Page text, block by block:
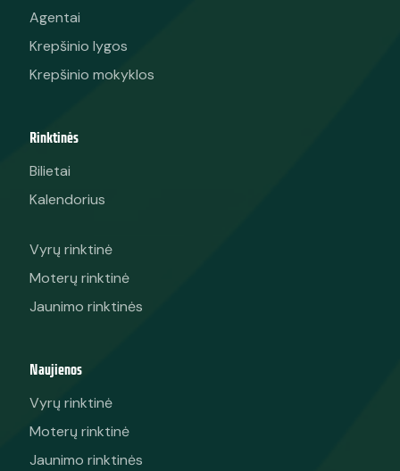
Agentai
Krepšinio lygos
Krepšinio mokyklos
Rinktinės
Bilietai
Kalendorius
Vyrų rinktinė
Moterų rinktinė
Jaunimo rinktinės
Naujienos
Vyrų rinktinė
Moterų rinktinė
Jaunimo rinktinės